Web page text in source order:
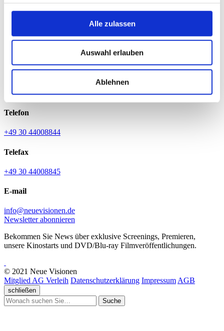
Alle zulassen
Auswahl erlauben
Ablehnen
D-10437 Berlin
Telefon
+49 30 44008844
Telefax
+49 30 44008845
E-mail
info@neuevisionen.de
Newsletter abonnieren
Bekommen Sie News über exklusive Screenings, Premieren,
unsere Kinostarts und DVD/Blu-ray Filmveröffentlichungen.
© 2021 Neue Visionen
Mitglied AG Verleih Datenschutzerklärung ImpressumAGB
schließen
Suche